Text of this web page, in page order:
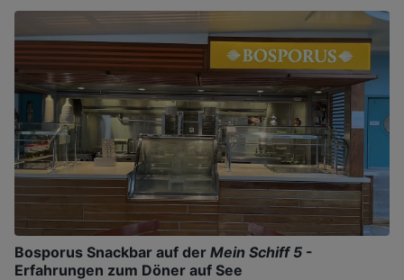
Bosporus Snackbar auf der Mein Schiff 5 -
Erfahrungen zum Döner auf See